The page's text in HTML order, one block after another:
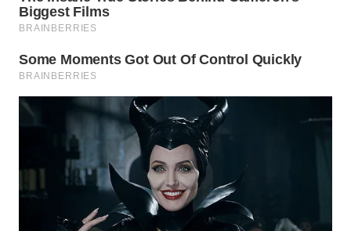
SAMOSIR
PADANG
LAWAS
SUMEDANG
CIANJUR